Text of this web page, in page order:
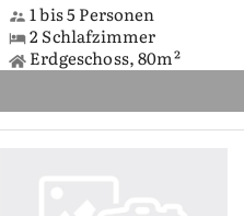
1 bis 5 Personen
2 Schlafzimmer
Erdgeschoss, 80m²